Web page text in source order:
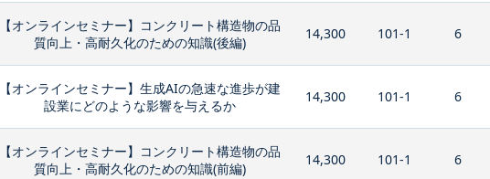
【オンラインセミナー】コンクリート構造物の品
質向上・高耐久化のための知識(後編)
14,300 101-1 6
【オンラインセミナー】生成AIの急速な進歩が建
設業にどのような影響を与えるか
14,300 101-1 6
【オンラインセミナー】コンクリート構造物の品
質向上・高耐久化のための知識(前編)
14,300 101-1 6